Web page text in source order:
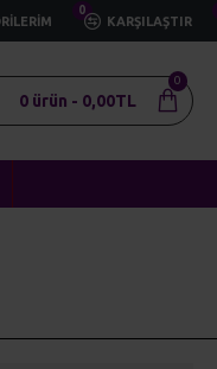
0
KARŞILAŞTIR
0 ürün - 0,00TL
0